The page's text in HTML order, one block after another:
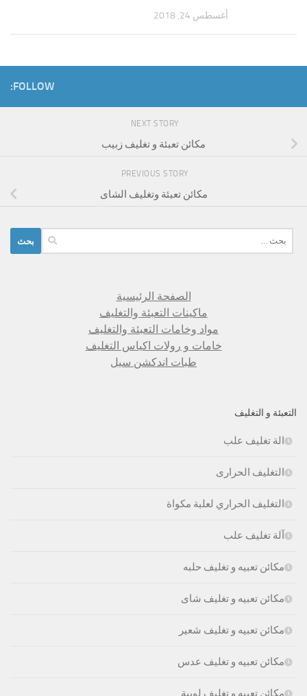
أغسطس 24, 2018
FOLLOW:
NEXT STORY
مكائن تعبئة و تغليف زبيب
PREVIOUS STORY
مكائن تعبئة وتغليف الشاى
عن:
الصفحة الرئيسية
ماكينات التعبئة والتغليف
مواد وخامات التعبئة والتغليف
خامات و رولات اكياس التغليف
طبات اندكشن سيل
التعبئة و التغليف
الة تغليف علب
التغليف الحرارى
التغليف الحراري لعلبة مكواة
آلة تغليف علب
مكائن تعبيه و تغليف حلبه
مكائن تعبيه و تغليف شاى
مكائن تعبيه و تغليف شعير
مكائن تعبيه و تغليف عدس
مكائن تعبيه و تغليف لوبية